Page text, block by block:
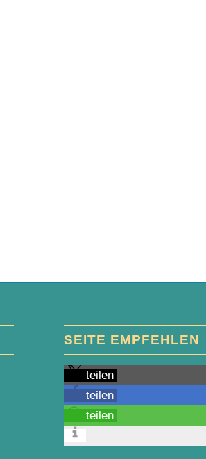
SEITE EMPFEHLEN
teilen
teilen
teilen